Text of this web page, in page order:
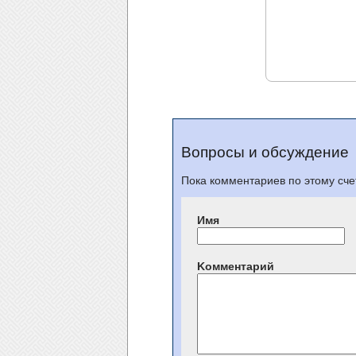
Вопросы и обсуждение
Пока комментариев по этому
Имя
Kомментарий